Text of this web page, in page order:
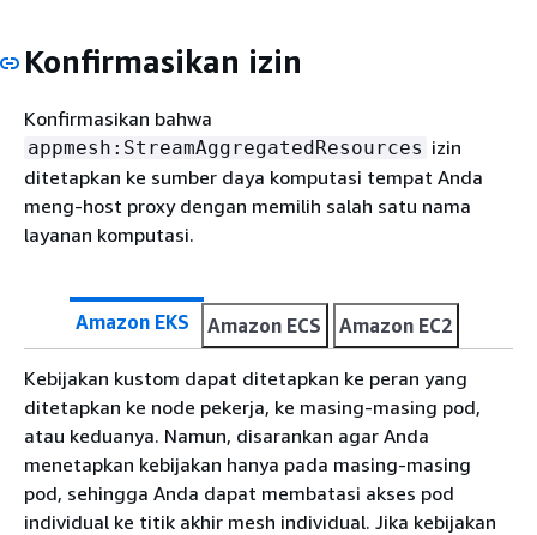
Konfirmasikan izin
Konfirmasikan bahwa
appmesh:StreamAggregatedResources izin
ditetapkan ke sumber daya komputasi tempat Anda
meng-host proxy dengan memilih salah satu nama
layanan komputasi.
Amazon EKS Amazon ECS Amazon EC2
Kebijakan kustom dapat ditetapkan ke peran yang
ditetapkan ke node pekerja, ke masing-masing pod,
atau keduanya. Namun, disarankan agar Anda
menetapkan kebijakan hanya pada masing-masing
pod, sehingga Anda dapat membatasi akses pod
individual ke titik akhir mesh individual. Jika kebijakan